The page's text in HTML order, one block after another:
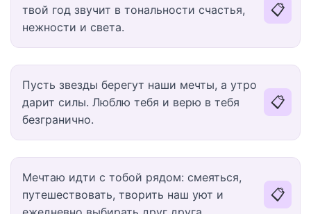
твой год звучит в тональности счастья,
нежности и света.
📋
Пусть звезды берегут наши мечты, а утро
дарит силы. Люблю тебя и верю в тебя
безгранично.
📋
Мечтаю идти с тобой рядом: смеяться,
путешествовать, творить наш уют и
📋